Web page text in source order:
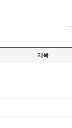
제목